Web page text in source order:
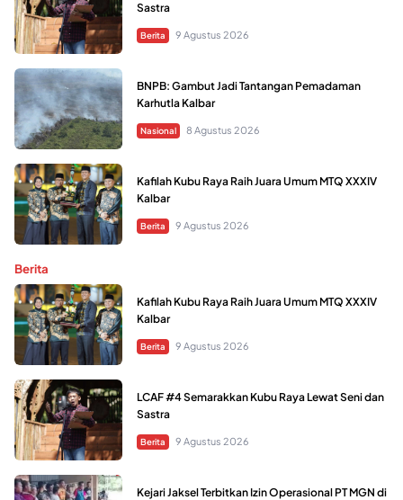
Sastra
Berita 9 Agustus 2026
BNPB: Gambut Jadi Tantangan Pemadaman
Karhutla Kalbar
Nasional 8 Agustus 2026
Kafilah Kubu Raya Raih Juara Umum MTQ XXXIV
Kalbar
Berita 9 Agustus 2026
Berita
Kafilah Kubu Raya Raih Juara Umum MTQ XXXIV
Kalbar
Berita 9 Agustus 2026
LCAF #4 Semarakkan Kubu Raya Lewat Seni dan
Sastra
Berita 9 Agustus 2026
Kejari Jaksel Terbitkan Izin Operasional PT MGN di